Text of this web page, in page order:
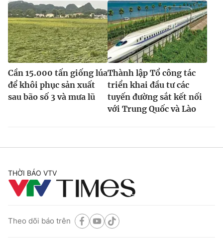
Cần 15.000 tấn giống lúa
để khôi phục sản xuất
sau bão số 3 và mưa lũ
Thành lập Tổ công tác
triển khai đầu tư các
tuyến đường sắt kết nối
với Trung Quốc và Lào
THỜI BÁO VTV
Theo dõi báo trên